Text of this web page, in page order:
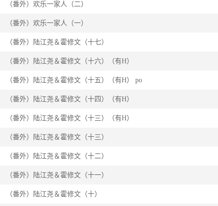
（番外）陆江尧＆霍修文（十）
（番外）陆江尧＆霍修文（十一）
（番外）陆江尧＆霍修文（十二）
（番外）陆江尧＆霍修文（十三）
（番外）陆江尧＆霍修文（十三）（有H）
（番外）陆江尧＆霍修文（十四）（有H）
（番外）陆江尧＆霍修文（十五）（有H） po
（番外）陆江尧＆霍修文（十六）（有H）
（番外）陆江尧＆霍修文（十七）
（番外）欢乐一家人（一）
（番外）欢乐一家人（二）